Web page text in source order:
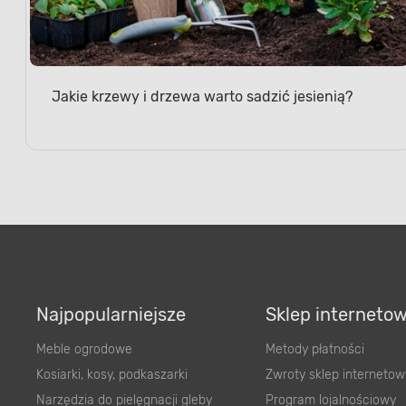
Jakie krzewy i drzewa warto sadzić jesienią?
Najpopularniejsze
Meble ogrodowe
Kosiarki, kosy, podkaszarki
Narzędzia do pielęgnacji gleby
Sklep
Metody płatności
Zwroty sklep
Program lojalnościowy